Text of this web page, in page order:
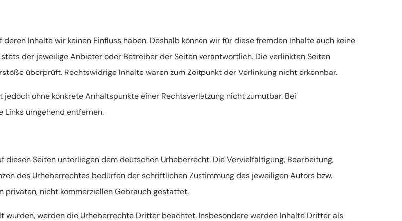
Inhalte wir keinen Einfluss haben. Deshalb können wir für diese fremden Inhalte auch keine
der jeweilige Anbieter oder Betreiber der Seiten verantwortlich. Die verlinkten Seiten
überprüft. Rechtswidrige Inhalte waren zum Zeitpunkt der Verlinkung nicht erkennbar.
ohne konkrete Anhaltspunkte einer Rechtsverletzung nicht zumutbar. Bei
Links umgehend entfernen.
Seiten unterliegen dem deutschen Urheberrecht. Die Vervielfältigung, Bearbeitung,
des Urheberrechtes bedürfen der schriftlichen Zustimmung des jeweiligen Autors bzw.
privaten, nicht kommerziellen Gebrauch gestattet.
werden die Urheberrechte Dritter beachtet. Insbesondere werden Inhalte Dritter als